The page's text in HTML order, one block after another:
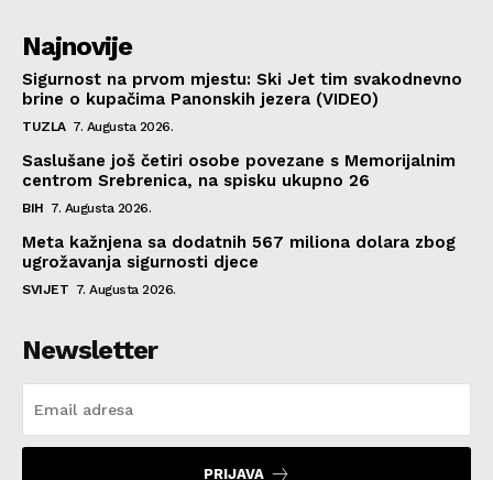
Najnovije
Sigurnost na prvom mjestu: Ski Jet tim svakodnevno
brine o kupačima Panonskih jezera (VIDEO)
TUZLA 7. Augusta 2026.
Saslušane još četiri osobe povezane s Memorijalnim
centrom Srebrenica, na spisku ukupno 26
BIH 7. Augusta 2026.
Meta kažnjena sa dodatnih 567 miliona dolara zbog
ugrožavanja sigurnosti djece
SVIJET 7. Augusta 2026.
Newsletter
PRIJAVA